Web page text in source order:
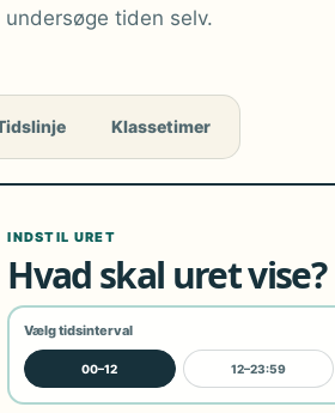
tiden selv.
Klassetimer
INDSTIL URET
Hvad skal uret vise?
Vælg tidsinterval
00–12 12–23:59